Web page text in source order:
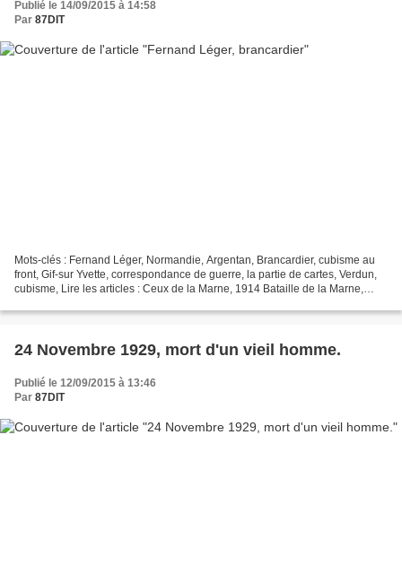
Publié le 14/09/2015 à 14:58
Par 87DIT
Mots-clés : Fernand Léger, Normandie, Argentan, Brancardier, cubisme au
front, Gif-sur Yvette, correspondance de guerre, la partie de cartes, Verdun,
cubisme, Lire les articles : Ceux de la Marne, 1914 Bataille de la Marne,
24 Novembre 1929, mort d'un vieil homme.
Publié le 12/09/2015 à 13:46
Par 87DIT